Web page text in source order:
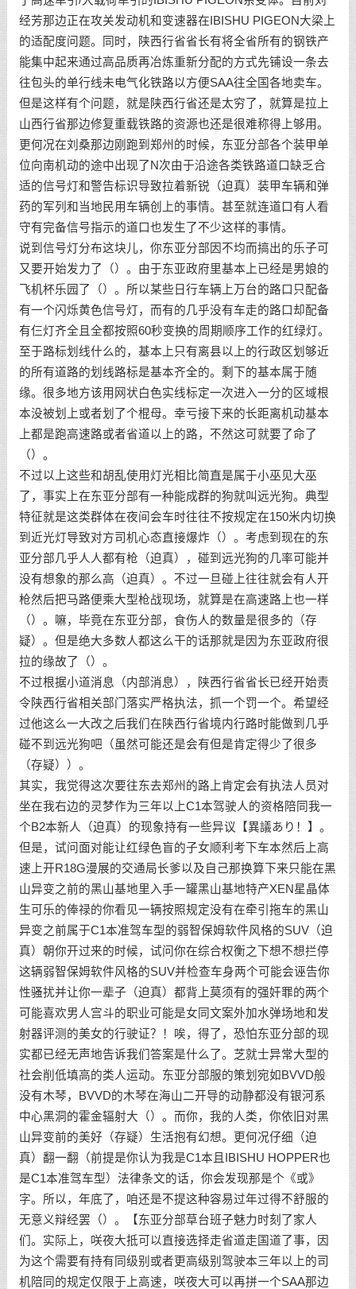
经芳那边正在攻关发动机和变速器在IBISHU PIGEON大梁上
的适配度问题。同时，陕西行省省长有将全省所有的钢铁产
能集中起来通过高品质再冶炼重新分配的方式先铺设一条去
往包头的单行线未电气化铁路以方便SAA往全国各地卖车。
但是这样有个问题，就是陕西行省还是太穷了，就算是拉上
山西行省那边修复重载铁路的资源也还是很难称得上够用。
更何况在刘桑那边刚跑到郑州的时候，东亚分部各个装甲单
位向南机动的途中出现了N次由于沿途各类铁路道口缺乏合
适的信号灯和警告标识导致拉着新锐（迫真）装甲车辆和弹
药的军列和当地民用车辆创上的事情。甚至就连道口有人看
守有完备信号指示的道口也发生了不少这样的事情。
说到信号灯分布这块儿，你东亚分部因不均而搞出的乐子可
又要开始发力了（）。由于东亚政府里基本上已经是男娘的
飞机杯乐园了（）。所以某些日行车辆上万台的路口只配备
有一个闪烁黄色信号灯，而有的几乎没有车走的路口却配备
有仨灯齐全且全都按照60秒变换的周期顺序工作的红绿灯。
至于路标划线什么的，基本上只有离县以上的行政区划够近
的所有道路的划线路标是基本齐全的。剩下的基本属于随
缘。很多地方该用网状白色实线标定一次进入一分的区域根
本没被划上或者划了个棍母。幸亏接下来的长距离机动基本
上都是跑高速路或者省道以上的路，不然这可就要了命了
（）。
不过以上这些和胡乱使用灯光相比简直是属于小巫见大巫
了，事实上在东亚分部有一种能成群的狗就叫远光狗。典型
特征就是这类群体在夜间会车时往往不按规定在150米内切换
到近光灯导致对方司机心态直接爆炸（）。考虑到现在的东
亚分部几乎人人都有枪（迫真），碰到远光狗的几率可能并
没有想象的那么高（迫真）。不过一旦碰上往往就会有人开
枪然后把马路便乘大型枪战现场，就算是在高速路上也一样
（）。嘛，毕竟在东亚分部，食伤人的数量是很多的（存
疑）。但是绝大多数人都这么干的话那就是因为东亚政府很
拉的缘故了（）。
不过根据小道消息（内部消息），陕西行省省长已经开始责
令陕西行省相关部门落实严格执法，抓一个罚一个。希望经
过他这么一大改之后我们在陕西行省境内行路时能做到几乎
碰不到远光狗吧（虽然可能还是会有但是肯定得少了很多
（存疑））。
其实，我觉得这次要往东去郑州的路上肯定会有执法人员对
坐在我右边的灵梦作为三年以上C1本驾驶人的资格陪同我一
个B2本新人（迫真）的现象持有一些异议【異議あり！】。
但是，试问面对能让红绿色盲的子女顺利考下车本然后上高
速上开R18G漫展的交通局长爹以及自己那换算下来只能在黑
山异变之前的黑山基地里入手一罐黑山基地特产XEN星晶体
生可乐的俸禄的你看见一辆按照规定没有在牵引拖车的黑山
异变之前属于C1本准驾车型的弱智保姆软件风格的SUV（迫
真）朝你开过来的时候，试问你在综合权衡之下想不想拦停
这辆弱智保姆软件风格的SUV并检查车身两个可能会诬告你
性骚扰并让你一辈子（迫真）都背上莫须有的强奸罪的两个
可能喜欢男人宫斗的职业可能是女同文案外加水弹场地和发
射器评测的美女的行驶证？！唉，得了，恐怕东亚分部的现
实都已经无声地告诉我们答案是什么了。芝就士异常大型的
社会削低填高的类人运动。东亚分部服的策划宛如BVVD般
没有木琴，BVVD的木琴在海山二开导的动静都没有银河系
中心黑洞的霍金辐射大（）。而你，我的人类，你依旧对黑
山异变前的美好（存疑）生活抱有幻想。更何况仔细（迫
真）翻一翻（前提是你认为我是C1本且IBISHU HOPPER也
是C1本准驾车型）法律条文的话，你会发现那是个《或》
字。所以，年底了，咱还是不提这种容易过年过得不舒服的
无意义辩经罢（）。【东亚分部草台班子魅力时刻了家人
们。实际上，咲夜大抵可以直接选择走省道走国道了事，因
为这个需要有持有同级别或者更高级别驾驶本三年以上的司
机陪同的规定仅限于上高速，咲夜大可以再拼一个SAA那边